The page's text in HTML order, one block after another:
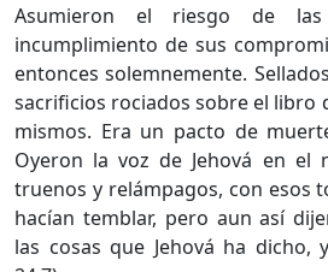
Asumieron el riesgo de las
incumplimiento de sus
entonces solemnemente.
sacrificios rociados sobre el libro
mismos. Era un pacto de
Oyeron la voz de Jehová en el
truenos y relámpagos, con esos
hacían temblar, pero aun así
las cosas que Jehová ha dicho,